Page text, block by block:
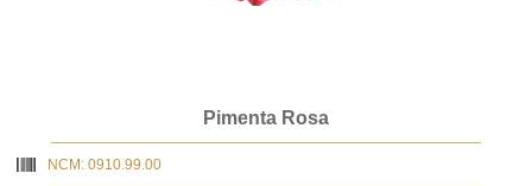
Pimenta Rosa
NCM: 0910.99.00